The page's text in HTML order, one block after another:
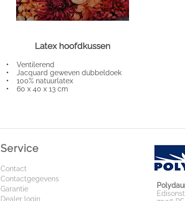
Latex hoofdkussen
• Ventilerend
• Jacquard geweven dubbeldoek
• 100% natuurlatex
• 60 x 40 x 13 cm
Service
Contact
Contactgegevens
Garantie
Dealer login